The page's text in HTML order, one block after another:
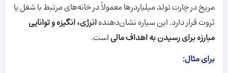
مریخ در چارت تولد میلیاردرها معمولاً در خانه‌های مرتبط با شغل یا
ثروت قرار دارد. این سیاره نشان‌دهندهانرژی، انگیزه و توانایی
مبارزه برای رسیدن به اهداف مالیاست.
برای مثال: